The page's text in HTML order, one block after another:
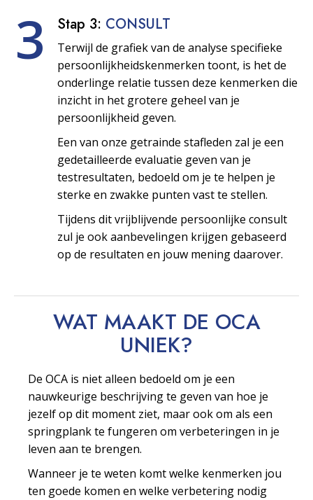
3 Stap 3: CONSULT
Terwijl de grafiek van de analyse specifieke
persoonlijkheids­kenmerken toont, is het de
onderlinge relatie tussen deze kenmerken die
inzicht in het grotere geheel van je
persoonlijkheid geven.
Een van onze getrainde stafleden zal je een
gedetailleerde evaluatie geven van je
testresultaten, bedoeld om je te helpen je
sterke en zwakke punten vast te stellen.
Tijdens dit vrijblijvende persoonlijke consult
zul je ook aanbevelingen krijgen gebaseerd
op de resultaten en jouw mening daarover.
WAT MAAKT DE OCA
UNIEK?
De OCA is niet alleen bedoeld om je een
nauwkeurige beschrijving te geven van hoe je
jezelf op dit moment ziet, maar ook om als een
springplank te fungeren om verbeteringen in je
leven aan te brengen.
Wanneer je te weten komt welke kenmerken jou
ten goede komen en welke verbetering nodig